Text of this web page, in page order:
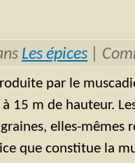
Les épices
par le
15 m de hauteur.
elles-mêmes
que constitue la